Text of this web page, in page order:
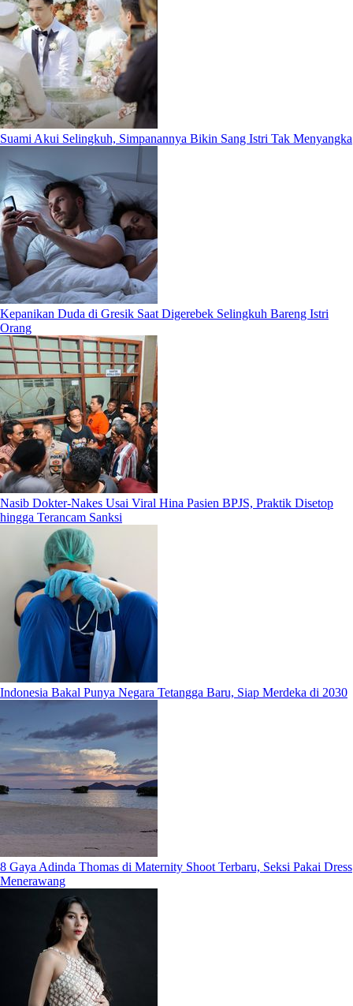
Suami Akui Selingkuh, Simpanannya Bikin Sang Istri Tak Menyangka
Kepanikan Duda di Gresik Saat Digerebek Selingkuh Bareng Istri
Orang
Nasib Dokter-Nakes Usai Viral Hina Pasien BPJS, Praktik Disetop
hingga Terancam Sanksi
Indonesia Bakal Punya Negara Tetangga Baru, Siap Merdeka di 2030
8 Gaya Adinda Thomas di Maternity Shoot Terbaru, Seksi Pakai Dress
Menerawang